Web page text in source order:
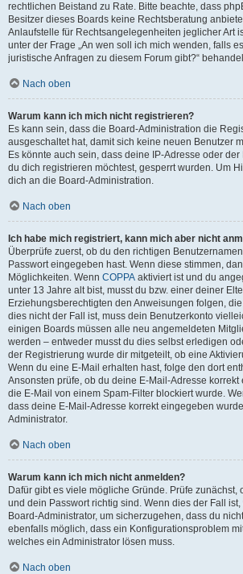
rechtlichen Beistand zu Rate. Bitte beachte, dass
Besitzer dieses Boards keine Rechtsberatung
Anlaufstelle für Rechtsangelegenheiten jeglicher Art
unter der Frage „An wen soll ich mich wenden, falls
juristische Anfragen zu diesem Forum gibt?“
Nach oben
Warum kann ich mich nicht registrieren?
Es kann sein, dass die Board-Administration die
ausgeschaltet hat, damit sich keine neuen Benutzer
Es könnte auch sein, dass deine IP-Adresse oder
du dich registrieren möchtest, gesperrt wurden. Um
dich an die Board-Administration.
Nach oben
Ich habe mich registriert, kann mich aber nicht
Überprüfe zuerst, ob du den richtigen
Passwort eingegeben hast. Wenn diese stimmen,
Möglichkeiten. Wenn COPPA aktiviert ist und du
unter 13 Jahre alt bist, musst du bzw. einer deiner
Erziehungsberechtigten den Anweisungen folgen,
dies nicht der Fall ist, muss dein Benutzerkonto
einigen Boards müssen alle neu angemeldeten
werden – entweder musst du dies selbst erledigen
der Registrierung wurde dir mitgeteilt, ob eine
Wenn du eine E-Mail erhalten hast, folge den dort
Ansonsten prüfe, ob du deine E-Mail-Adresse
die E-Mail von einem Spam-Filter blockiert wurde.
dass deine E-Mail-Adresse korrekt eingegeben
Administrator.
Nach oben
Warum kann ich mich nicht anmelden?
Dafür gibt es viele mögliche Gründe. Prüfe zunächst,
und dein Passwort richtig sind. Wenn dies der Fall
Board-Administrator, um sicherzugehen, dass du
ebenfalls möglich, dass ein Konfigurationsproblem
welches ein Administrator lösen muss.
Nach oben